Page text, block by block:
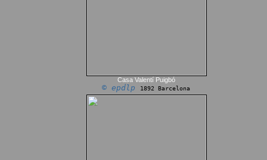
Casa Valentí Puigbó
© epdlp 1892 Barcelona